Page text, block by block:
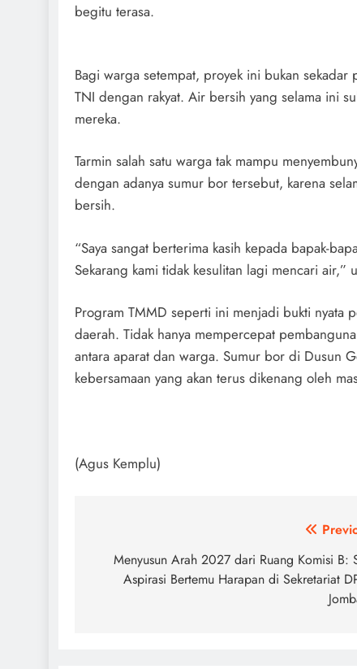
begitu terasa.
Bagi warga setempat, proyek ini bukan
TNI dengan rakyat. Air bersih yang selama ini
mereka.
‎Tarmin salah satu warga tak mampu
dengan adanya sumur bor tersebut, karena
bersih.
“Saya sangat berterima kasih kepada bapak-
Sekarang kami tidak kesulitan lagi mencari
‎Program TMMD seperti ini menjadi bukti nyata
daerah. Tidak hanya mempercepat
antara aparat dan warga. Sumur bor di Dusun
kebersamaan yang akan terus dikenang oleh
(Agus Kemplu)
posMenyusun Arah 2027 dari Ruang Komisi B:
Aspirasi Bertemu Harapan di Sekretariat